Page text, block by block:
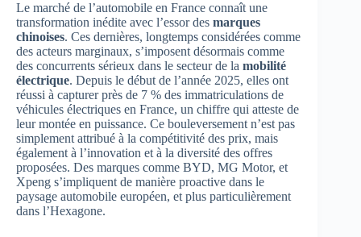
Le marché de l’automobile en France connaît une
transformation inédite avec l’essor des marques
chinoises. Ces dernières, longtemps considérées comme
des acteurs marginaux, s’imposent désormais comme
des concurrents sérieux dans le secteur de la mobilité
électrique. Depuis le début de l’année 2025, elles ont
réussi à capturer près de 7 % des immatriculations de
véhicules électriques en France, un chiffre qui atteste de
leur montée en puissance. Ce bouleversement n’est pas
simplement attribué à la compétitivité des prix, mais
également à l’innovation et à la diversité des offres
proposées. Des marques comme BYD, MG Motor, et
Xpeng s’impliquent de manière proactive dans le
paysage automobile européen, et plus particulièrement
dans l’Hexagone.